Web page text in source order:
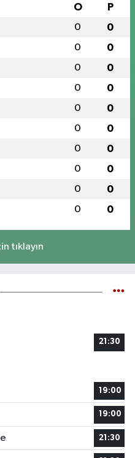
O P
0 0
0 0
0 0
0 0
0 0
0 0
0 0
0 0
0 0
0 0
tıklayın
21:30
19:00
19:00
21:30